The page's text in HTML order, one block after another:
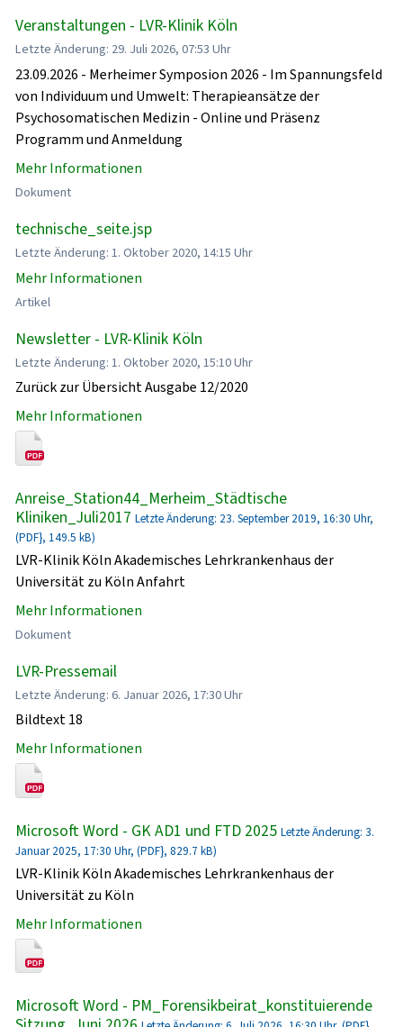
Veranstaltungen - LVR-Klinik Köln
Letzte Änderung: 29. Juli 2026, 07:53 Uhr
23.09.2026 - Merheimer Symposion 2026 - Im Spannungsfeld
von Individuum und Umwelt: Therapieansätze der
Psychosomatischen Medizin - Online und Präsenz
Programm und Anmeldung
Mehr Informationen
Dokument
technische_seite.jsp
Letzte Änderung: 1. Oktober 2020, 14:15 Uhr
Mehr Informationen
Artikel
Newsletter - LVR-Klinik Köln
Letzte Änderung: 1. Oktober 2020, 15:10 Uhr
Zurück zur Übersicht Ausgabe 12/2020
Mehr Informationen
Anreise_Station44_Merheim_Städtische
Kliniken_Juli2017 Letzte Änderung: 23. September 2019, 16:30 Uhr,
(PDF}, 149.5 kB)
LVR-Klinik Köln Akademisches Lehrkrankenhaus der
Universität zu Köln Anfahrt
Mehr Informationen
Dokument
LVR-Pressemail
Letzte Änderung: 6. Januar 2026, 17:30 Uhr
Bildtext 18
Mehr Informationen
Microsoft Word - GK AD1 und FTD 2025 Letzte Änderung: 3.
Januar 2025, 17:30 Uhr, (PDF}, 829.7 kB)
LVR-Klinik Köln Akademisches Lehrkrankenhaus der
Universität zu Köln
Mehr Informationen
Microsoft Word - PM_Forensikbeirat_konstituierende